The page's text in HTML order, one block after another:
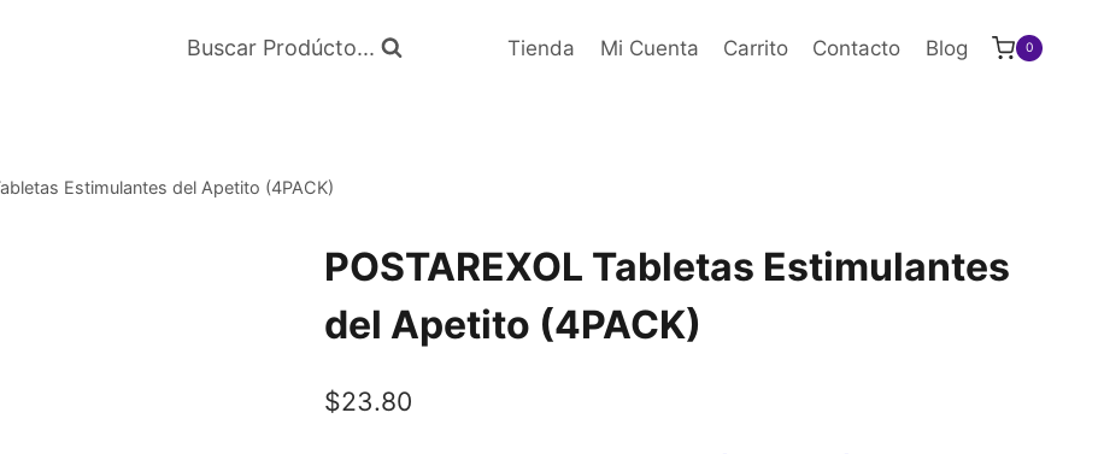
Buscar Prodúcto... Tienda Mi Cuenta Carrito Contacto Blog 0
Estimulantes del Apetito (4PACK)
POSTAREXOL Tabletas Estimulantes
del Apetito (4PACK)
$23.80